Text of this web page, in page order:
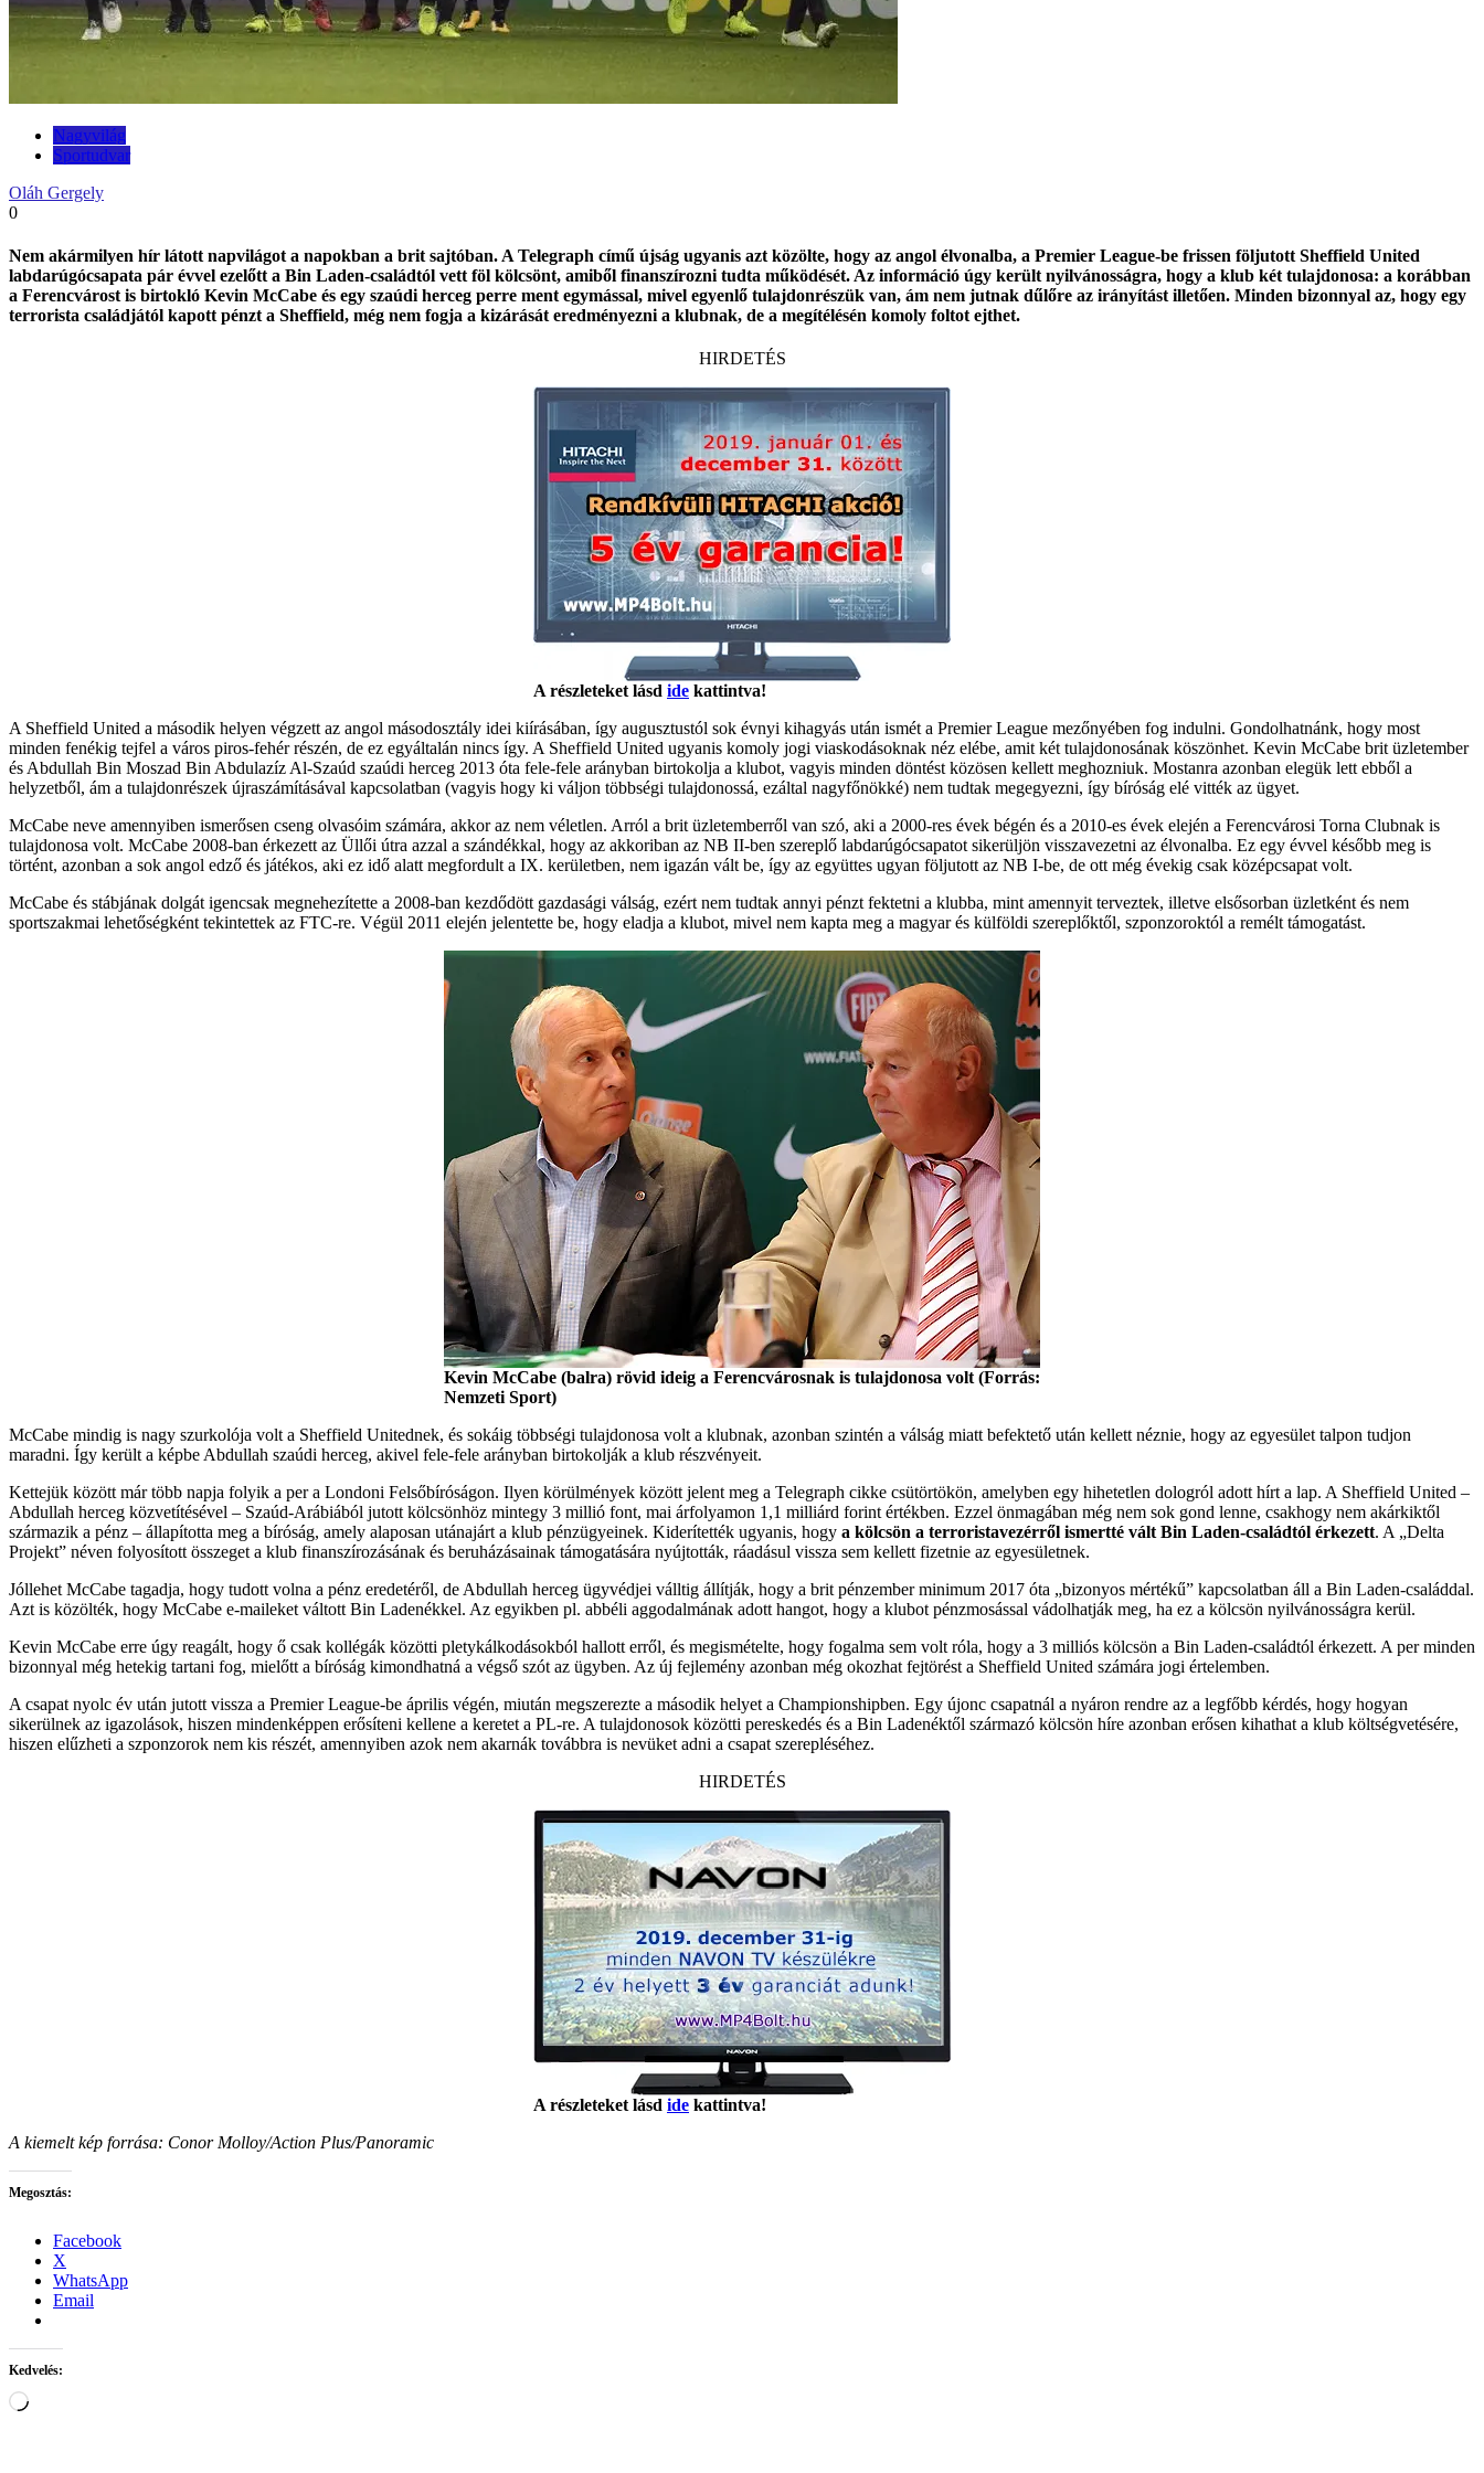
Nagyvilág
Sportudvar
Oláh Gergely
0
Nem akármilyen hír látott napvilágot a napokban a brit sajtóban. A Telegraph című újság ugyanis azt közölte, hogy az angol élvonalba, a Premier League-be frissen följutott Sheffield United
labdarúgócsapata pár évvel ezelőtt a Bin Laden-családtól vett föl kölcsönt, amiből finanszírozni tudta működését. Az információ úgy került nyilvánosságra, hogy a klub két tulajdonosa: a korábban
a Ferencvárost is birtokló Kevin McCabe és egy szaúdi herceg perre ment egymással, mivel egyenlő tulajdonrészük van, ám nem jutnak dűlőre az irányítást illetően. Minden bizonnyal az, hogy egy
terrorista családjától kapott pénzt a Sheffield, még nem fogja a kizárását eredményezni a klubnak, de a megítélésén komoly foltot ejthet.
HIRDETÉS
A részleteket lásd ide kattintva!
A Sheffield United a második helyen végzett az angol másodosztály idei kiírásában, így augusztustól sok évnyi kihagyás után ismét a Premier League mezőnyében fog indulni. Gondolhatnánk, hogy most
minden fenékig tejfel a város piros-fehér részén, de ez egyáltalán nincs így. A Sheffield United ugyanis komoly jogi viaskodásoknak néz elébe, amit két tulajdonosának köszönhet. Kevin McCabe brit üzletember
és Abdullah Bin Moszad Bin Abdulazíz Al-Szaúd szaúdi herceg 2013 óta fele-fele arányban birtokolja a klubot, vagyis minden döntést közösen kellett meghozniuk. Mostanra azonban elegük lett ebből a
helyzetből, ám a tulajdonrészek újraszámításával kapcsolatban (vagyis hogy ki váljon többségi tulajdonossá, ezáltal nagyfőnökké) nem tudtak megegyezni, így bíróság elé vitték az ügyet.
McCabe neve amennyiben ismerősen cseng olvasóim számára, akkor az nem véletlen. Arról a brit üzletemberről van szó, aki a 2000-res évek bégén és a 2010-es évek elején a Ferencvárosi Torna Clubnak is
tulajdonosa volt. McCabe 2008-ban érkezett az Üllői útra azzal a szándékkal, hogy az akkoriban az NB II-ben szereplő labdarúgócsapatot sikerüljön visszavezetni az élvonalba. Ez egy évvel később meg is
történt, azonban a sok angol edző és játékos, aki ez idő alatt megfordult a IX. kerületben, nem igazán vált be, így az együttes ugyan följutott az NB I-be, de ott még évekig csak középcsapat volt.
McCabe és stábjának dolgát igencsak megnehezítette a 2008-ban kezdődött gazdasági válság, ezért nem tudtak annyi pénzt fektetni a klubba, mint amennyit terveztek, illetve elsősorban üzletként és nem
sportszakmai lehetőségként tekintettek az FTC-re. Végül 2011 elején jelentette be, hogy eladja a klubot, mivel nem kapta meg a magyar és külföldi szereplőktől, szponzoroktól a remélt támogatást.
Kevin McCabe (balra) rövid ideig a Ferencvárosnak is tulajdonosa volt (Forrás:
Nemzeti Sport)
McCabe mindig is nagy szurkolója volt a Sheffield Unitednek, és sokáig többségi tulajdonosa volt a klubnak, azonban szintén a válság miatt befektető után kellett néznie, hogy az egyesület talpon tudjon
maradni. Így került a képbe Abdullah szaúdi herceg, akivel fele-fele arányban birtokolják a klub részvényeit.
Kettejük között már több napja folyik a per a Londoni Felsőbíróságon. Ilyen körülmények között jelent meg a Telegraph cikke csütörtökön, amelyben egy hihetetlen dologról adott hírt a lap. A Sheffield United –
Abdullah herceg közvetítésével – Szaúd-Arábiából jutott kölcsönhöz mintegy 3 millió font, mai árfolyamon 1,1 milliárd forint értékben. Ezzel önmagában még nem sok gond lenne, csakhogy nem akárkiktől
származik a pénz – állapította meg a bíróság, amely alaposan utánajárt a klub pénzügyeinek. Kiderítették ugyanis, hogy a kölcsön a terroristavezérről ismertté vált Bin Laden-családtól érkezett. A „Delta
Projekt” néven folyosított összeget a klub finanszírozásának és beruházásainak támogatására nyújtották, ráadásul vissza sem kellett fizetnie az egyesületnek.
Jóllehet McCabe tagadja, hogy tudott volna a pénz eredetéről, de Abdullah herceg ügyvédjei válltig állítják, hogy a brit pénzember minimum 2017 óta „bizonyos mértékű” kapcsolatban áll a Bin Laden-családdal.
Azt is közölték, hogy McCabe e-maileket váltott Bin Ladenékkel. Az egyikben pl. abbéli aggodalmának adott hangot, hogy a klubot pénzmosással vádolhatják meg, ha ez a kölcsön nyilvánosságra kerül.
Kevin McCabe erre úgy reagált, hogy ő csak kollégák közötti pletykálkodásokból hallott erről, és megismételte, hogy fogalma sem volt róla, hogy a 3 milliós kölcsön a Bin Laden-családtól érkezett. A per minden
bizonnyal még hetekig tartani fog, mielőtt a bíróság kimondhatná a végső szót az ügyben. Az új fejlemény azonban még okozhat fejtörést a Sheffield United számára jogi értelemben.
A csapat nyolc év után jutott vissza a Premier League-be április végén, miután megszerezte a második helyet a Championshipben. Egy újonc csapatnál a nyáron rendre az a legfőbb kérdés, hogy hogyan
sikerülnek az igazolások, hiszen mindenképpen erősíteni kellene a keretet a PL-re. A tulajdonosok közötti pereskedés és a Bin Ladenéktől származó kölcsön híre azonban erősen kihathat a klub költségvetésére,
hiszen elűzheti a szponzorok nem kis részét, amennyiben azok nem akarnák továbbra is nevüket adni a csapat szerepléséhez.
HIRDETÉS
A részleteket lásd ide kattintva!
A kiemelt kép forrása: Conor Molloy/Action Plus/Panoramic
Megosztás:
Facebook
X
WhatsApp
Email
Kedvelés:
Loading…